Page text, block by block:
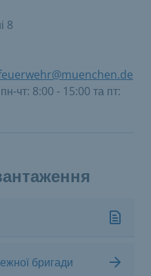
8
чт: 8:00 - 15:00 та пт:
бригади